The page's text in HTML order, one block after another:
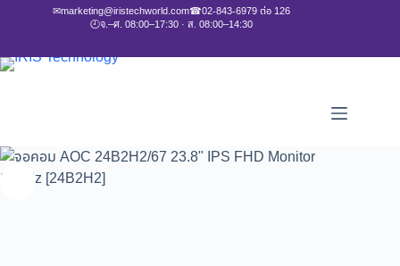
✉marketing@iristechworld.com☎02-843-6979 ต่อ 126
🕘จ.–ศ. 08:00–17:30 · ส. 08:00–14:30